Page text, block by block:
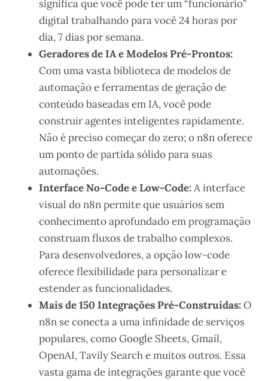
significa que você pode ter um “funcionário”
digital trabalhando para você 24 horas por
dia, 7 dias por semana.
Geradores de IA e Modelos Pré-Prontos:
Com uma vasta biblioteca de modelos de
automação e ferramentas de geração de
conteúdo baseadas em IA, você pode
construir agentes inteligentes rapidamente.
Não é preciso começar do zero; o n8n oferece
um ponto de partida sólido para suas
automações.
Interface No-Code e Low-Code:A interface
visual do n8n permite que usuários sem
conhecimento aprofundado em programação
construam fluxos de trabalho complexos.
Para desenvolvedores, a opção low-code
oferece flexibilidade para personalizar e
estender as funcionalidades.
Mais de 150 Integrações Pré-Construídas:O
n8n se conecta a uma infinidade de serviços
populares, como Google Sheets, Gmail,
OpenAI, Tavily Search e muitos outros. Essa
vasta gama de integrações garante que você